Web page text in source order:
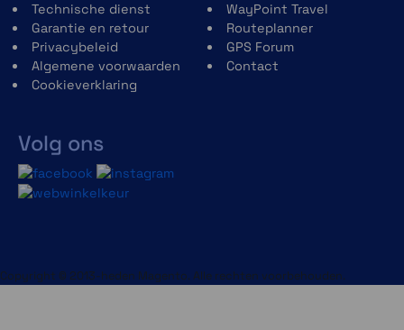
Technische dienst
Garantie en retour
Privacybeleid
Algemene voorwaarden
Cookieverklaring
Volg ons
WayPoint Travel
Routeplanner
GPS Forum
Contact
Copyright © 2013-heden Magento. Alle rechten voorbehouden.